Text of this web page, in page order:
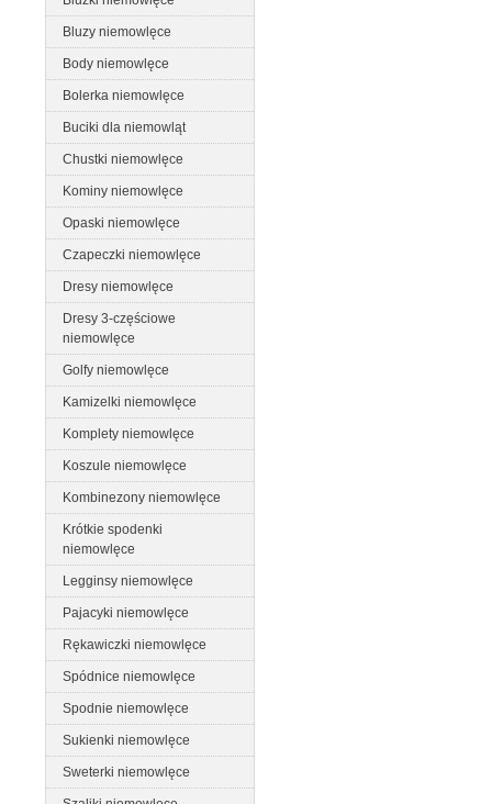
Bluzy niemowlęce
Body niemowlęce
Bolerka niemowlęce
Buciki dla niemowląt
Chustki niemowlęce
Kominy niemowlęce
Opaski niemowlęce
Czapeczki niemowlęce
Dresy niemowlęce
Dresy 3-częściowe
niemowlęce
Golfy niemowlęce
Kamizelki niemowlęce
Komplety niemowlęce
Koszule niemowlęce
Kombinezony niemowlęce
Krótkie spodenki
niemowlęce
Legginsy niemowlęce
Pajacyki niemowlęce
Rękawiczki niemowlęce
Spódnice niemowlęce
Spodnie niemowlęce
Sukienki niemowlęce
Sweterki niemowlęce